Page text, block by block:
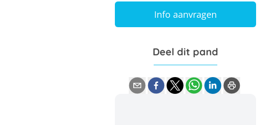
Info aanvragen
Deel dit pand